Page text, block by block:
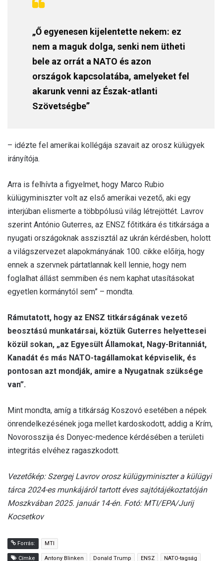
„Ő egyenesen kijelentette nekem: ez
nem a maguk dolga, senki nem ütheti
bele az orrát a NATO és azon
országok kapcsolatába, amelyeket fel
akarunk venni az Észak-atlanti
Szövetségbe”
– idézte fel amerikai kollégája szavait az orosz külügyek
irányítója.
Arra is felhívta a figyelmet, hogy Marco Rubio
külügyminiszter volt az első amerikai vezető, aki egy
interjúban elismerte a többpólusú világ létrejöttét. Lavrov
szerint António Guterres, az ENSZ főtitkára és titkársága a
nyugati országoknak asszisztál az ukrán kérdésben, holott
a világszervezet alapokmányának 100. cikke előírja, hogy
ennek a szervnek pártatlannak kell lennie, hogy nem
foglalhat állást semmiben és nem kaphat utasításokat
egyetlen kormánytól sem” – mondta.
Rámutatott, hogy az ENSZ titkárságának vezető
beosztású munkatársai, köztük Guterres helyettesei
közül sokan, „az Egyesült Államokat, Nagy-Britanniát,
Kanadát és más NATO-tagállamokat képviselik, és
pontosan azt mondják, amire a Nyugatnak szüksége
van”.
Mint mondta, amíg a titkárság Koszovó esetében a népek
önrendelkezésének joga mellet kardoskodott, addig a Krím,
Novorosszija és Donyec-medence kérdésében a területi
integritás elvéhez ragaszkodott.
Vezetőkép: Szergej Lavrov orosz külügyminiszter a külügyi
tárca 2024-es munkájáról tartott éves sajtótájékoztatóján
Moszkvában 2025. január 14-én. Fotó: MTI/EPA/Jurij
Kocsetkov
Forrás: MTI
Címke Antony Blinken Donald Trump ENSZ NATO-tagság